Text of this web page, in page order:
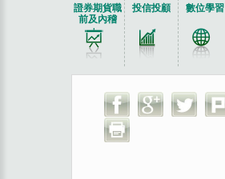
證券期貨職
前及內稽
投信投顧 數位學習